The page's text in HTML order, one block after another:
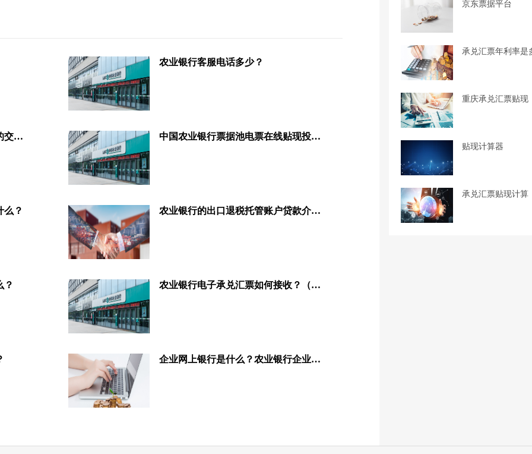
农业银行客服电话多少？
怎么查询农业银行电子承兑汇票的交易详细？很简单，看完你就懂！ 中国农业银行票据池电票在线贴现投产上线成功！
么？ 农业银行的出口退税托管账户贷款介绍！
？ 农业银行电子承兑汇票如何接收？（图文教程）
企业网上银行是什么？农业银行企业网银的特点
京东票据平台
承兑汇票年利率是
重庆承兑汇票贴现
贴现计算器
承兑汇票贴现计算